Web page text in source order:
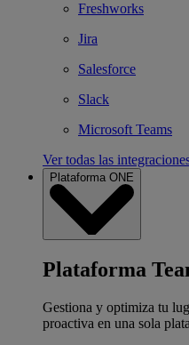
Freshworks
Jira
Salesforce
Slack
Microsoft Teams
Ver todas las
Plataforma ONE
Plataforma
Gestiona y optimiza tu
proactiva en una sola